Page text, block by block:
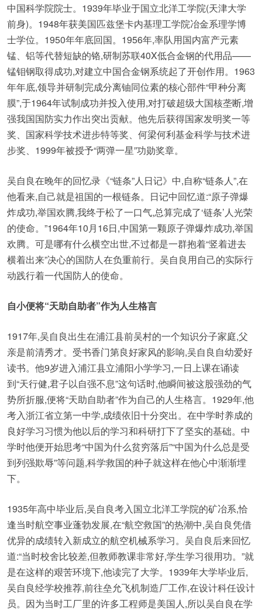
中国科学院院士。1939年毕业于国立北洋工学院(天津大学
前身)。1948年获美国匹兹堡卡内基理工学院冶金系理学博
士学位。1950年年底回国。1956年,率队用国内富产元素
锰、铝等代替短缺的铬,研制苏联40X低合金钢的代用品——
锰钼钢取得成功,对建立中国合金钢系统起了开创作用。1963
年年底,领导并研制完成分离铀同位素的核心部件“甲种分离
膜”,于1964年试制成功并投入使用,对打破超级大国核垄断,增
强我国国防实力作出突出贡献。他先后获得国家发明奖一等
奖、国家科学技术进步特等奖、何梁何利基金科学与技术进
步奖、1999年被授予“两弹一星”功勋奖章。
吴自良在晚年的回忆录《“链条”人日记》中,自称“链条人”,在
他看来,自己就是祖国的一根链条。日记中回忆道:“原子弹爆
炸成功,举国欢腾,我终于松了一口气,总算完成了‘链条’人光荣
的使命。”1964年10月16日,中国第一颗原子弹爆炸成功,举国
欢腾。可是哪有什么横空出世,不过都是一群抱着“竖着进去
横着出来”决心的国防人在负重前行。吴自良用自己的实际行
动践行着一代国防人的使命。
自小便将“天助自助者”作为人生格言
1917年,吴自良出生在浦江县前吴村的一个知识分子家庭,父
亲是前清秀才。受书香门第良好家风的影响,吴自良自幼爱好
读书。他9岁进入浦江县立浦阳小学学习,一日上课在诵读
到“天行健,君子以自强不息”这句话时,他瞬间被这股强劲的气
势所折服,便将“天助自助者”作为自己的人生格言。1929年,他
考入浙江省立第一中学,成绩依旧十分突出。在中学时养成的
良好学习习惯为他以后的学习和科研打下了坚实的基础。中
学时他便开始思考“中国为什么贫穷落后”“中国为什么总是受
到列强欺辱”等问题,科学救国的种子就这样在他心中渐渐埋
下。
1935年高中毕业后,吴自良考入国立北洋工学院的矿冶系,恰
逢当时航空事业蓬勃发展,在“航空救国”的热潮中,吴自良凭借
优异的成绩转入新成立的航空机械系学习。吴自良后来回忆
道:“当时校舍比较差,但教师教课非常好,学生学习很用功。”就
是在这样的艰苦环境下,他读完了大学。1939年大学毕业后,
吴自良经学校推荐,前往垒允飞机制造厂工作,在设计科任设计
员。因为当时工厂里的许多工程师是美国人,所以吴自良在学